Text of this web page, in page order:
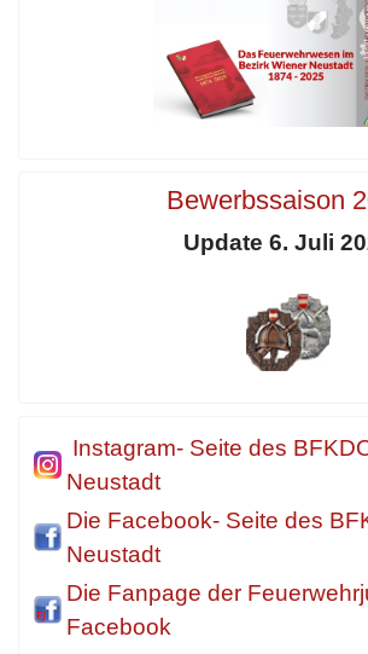
Bewerbssaison
Update 6. Juli
Instagram- Seite des
Neustadt
Die Facebook- Seite des
Neustadt
Die Fanpage der
Facebook